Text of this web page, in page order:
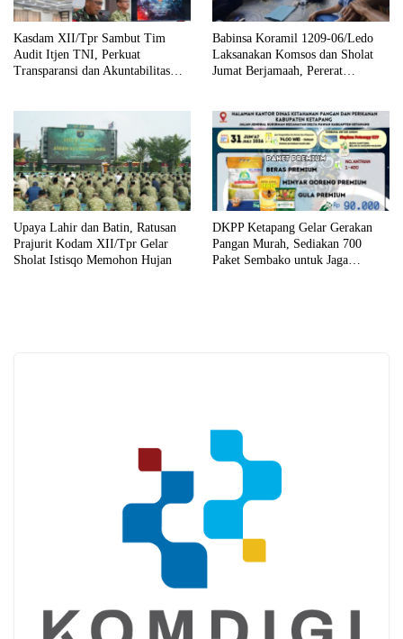
Kasdam XII/Tpr Sambut Tim
Audit Itjen TNI, Perkuat
Transparansi dan Akuntabilitas
Babinsa Koramil 1209-06/Ledo
Laksanakan Komsos dan Sholat
Jumat Berjamaah, Pererat
Upaya Lahir dan Batin, Ratusan
Prajurit Kodam XII/Tpr Gelar
Sholat Istisqo Memohon Hujan
DKPP Ketapang Gelar Gerakan
Pangan Murah, Sediakan 700
Paket Sembako untuk Jaga